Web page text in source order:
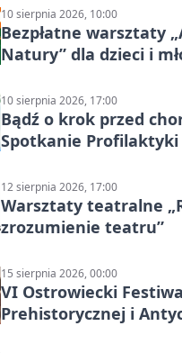
10 sierpnia 2026, 10:00
Bezpłatne warsztaty
Natury” dla dzieci i
10 sierpnia 2026, 17:00
Bądź o krok przed
Spotkanie
12 sierpnia 2026, 17:00
Warsztaty teatralne
zrozumienie teatru”
15 sierpnia 2026, 00:00
VI Ostrowiecki
Prehistorycznej i